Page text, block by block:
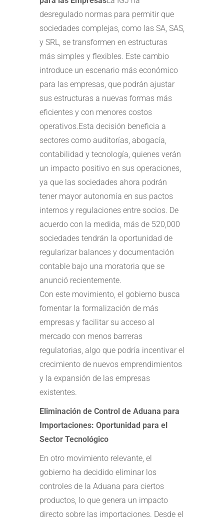
desregulado normas para permitir que
sociedades complejas, como las SA, SAS,
y SRL, se transformen en estructuras
más simples y flexibles. Este cambio
introduce un escenario más económico
para las empresas, que podrán ajustar
sus estructuras a nuevas formas más
eficientes y con menores costos
operativos.Esta decisión beneficia a
sectores como auditorías, abogacía,
contabilidad y tecnología, quienes verán
un impacto positivo en sus operaciones,
ya que las sociedades ahora podrán
tener mayor autonomía en sus pactos
internos y regulaciones entre socios. De
acuerdo con la medida, más de 520,000
sociedades tendrán la oportunidad de
regularizar balances y documentación
contable bajo una moratoria que se
anunció recientemente.
Con este movimiento, el gobierno busca
fomentar la formalización de más
empresas y facilitar su acceso al
mercado con menos barreras
regulatorias, algo que podría incentivar el
crecimiento de nuevos emprendimientos
y la expansión de las empresas
existentes.
Eliminación de Control de Aduana para
Importaciones: Oportunidad para el
Sector Tecnológico
En otro movimiento relevante, el
gobierno ha decidido eliminar los
controles de la Aduana para ciertos
productos, lo que genera un impacto
directo sobre las importaciones. Desde el